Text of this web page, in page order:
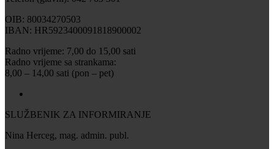
OIB: 80034270503
IBAN: HR5923400091818900002
Radno vrijeme: 7,00 do 15,00 sati
Radno vrijeme sa strankama:
8,00 – 14,00 sati (pon – pet)
SLUŽBENIK ZA INFORMIRANJE
Nina Herceg, mag. admin. publ.